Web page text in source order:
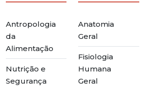
Antropologia
da
Alimentação
Nutrição e
Segurança
Anatomia
Geral
Fisiologia
Humana
Geral